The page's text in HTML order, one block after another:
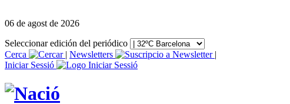
06 de agost de 2026
Seleccionar edición del periódico
Cerca
| Newsletters
|
Iniciar Sessió